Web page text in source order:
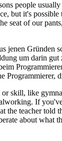
people
but it's
of our
jenen
um darin
Programmierer,
skill, like
If
teacher
about